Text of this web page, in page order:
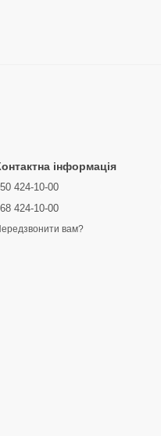
інформація
424-10-00
424-10-00
вам?